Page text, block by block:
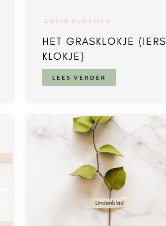
LOSSE BLOEMEN
HET GRASKLOKJE (IERS
KLOKJE)
LEES VERDER